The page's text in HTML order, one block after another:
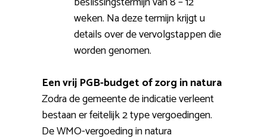
weken. Na deze termijn krijgt u
details over de vervolgstappen die
worden genomen.
Een vrij PGB-budget of zorg in natura
Zodra de gemeente de indicatie verleent
bestaan er feitelijk 2 type vergoedingen.
De WMO-vergoeding in natura